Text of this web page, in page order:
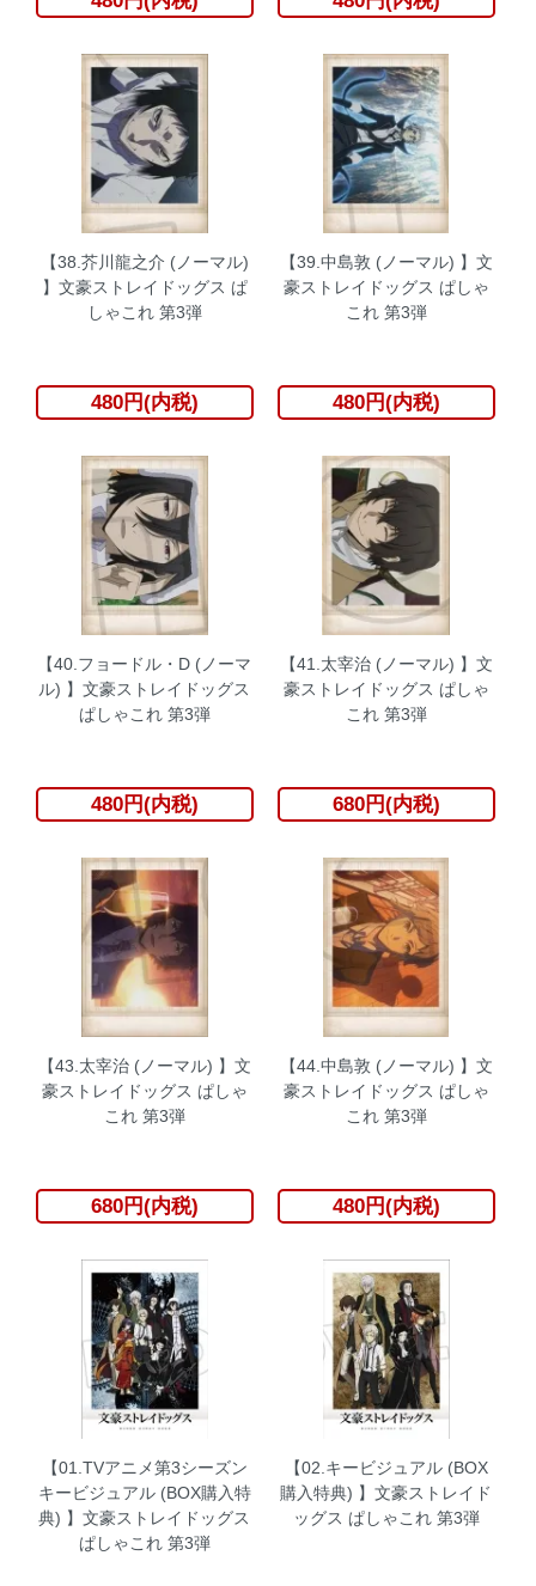
【38.芥川龍之介 (ノーマル)
】文豪ストレイドッグス ぱ
しゃこれ 第3弾
480円(内税)
【39.中島敦 (ノーマル) 】文
豪ストレイドッグス ぱしゃ
これ 第3弾
480円(内税)
【40.フョードル・D (ノーマ
ル) 】文豪ストレイドッグス
ぱしゃこれ 第3弾
480円(内税)
【41.太宰治 (ノーマル) 】文
豪ストレイドッグス ぱしゃ
これ 第3弾
680円(内税)
【43.太宰治 (ノーマル) 】文
豪ストレイドッグス ぱしゃ
これ 第3弾
680円(内税)
【44.中島敦 (ノーマル) 】文
豪ストレイドッグス ぱしゃ
これ 第3弾
480円(内税)
【01.TVアニメ第3シーズン
キービジュアル (BOX購入特
典) 】文豪ストレイドッグス
ぱしゃこれ 第3弾
【02.キービジュアル (BOX
購入特典) 】文豪ストレイド
ッグス ぱしゃこれ 第3弾